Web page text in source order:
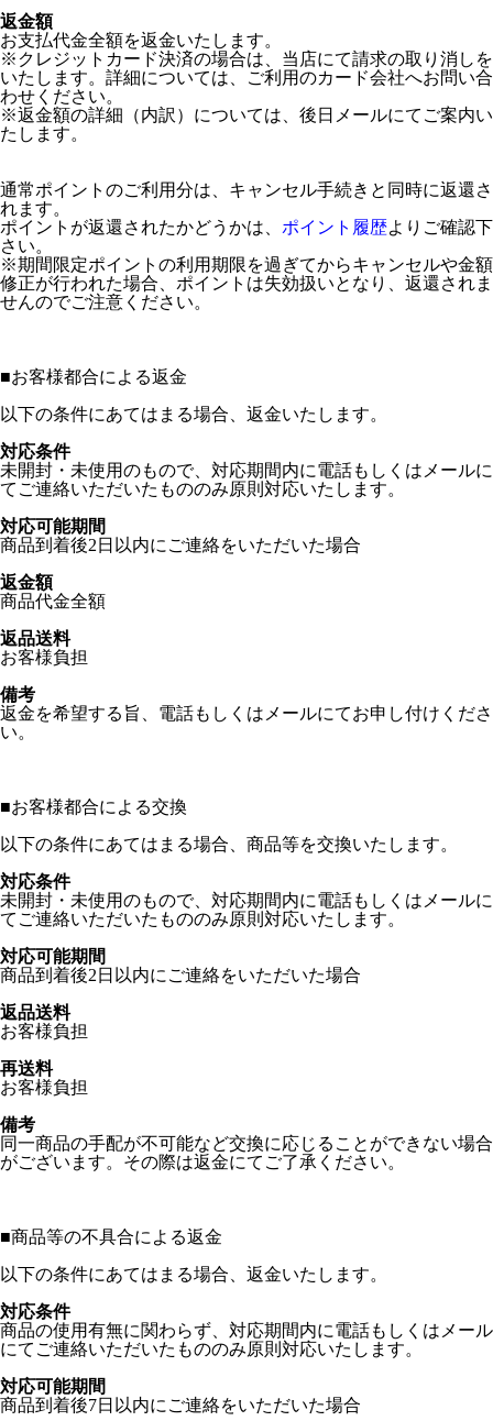
返金額
お支払代金全額を返金いたします。
※クレジットカード決済の場合は、当店にて請求の取り消しを
いたします。詳細については、ご利用のカード会社へお問い合
わせください。
※返金額の詳細（内訳）については、後日メールにてご案内い
たします。
通常ポイントのご利用分は、キャンセル手続きと同時に返還さ
れます。
ポイントが返還されたかどうかは、 ポイント履歴よりご確認下
さい。
※期間限定ポイントの利用期限を過ぎてからキャンセルや金額
修正が行われた場合、ポイントは失効扱いとなり、返還されま
せんのでご注意ください。
■お客様都合による返金
以下の条件にあてはまる場合、返金いたします。
対応条件
未開封・未使用のもので、対応期間内に電話もしくはメールに
てご連絡いただいたもののみ原則対応いたします。
対応可能期間
商品到着後2日以内にご連絡をいただいた場合
返金額
商品代金全額
返品送料
お客様負担
備考
返金を希望する旨、電話もしくはメールにてお申し付けくださ
い。
■お客様都合による交換
以下の条件にあてはまる場合、商品等を交換いたします。
対応条件
未開封・未使用のもので、対応期間内に電話もしくはメールに
てご連絡いただいたもののみ原則対応いたします。
対応可能期間
商品到着後2日以内にご連絡をいただいた場合
返品送料
お客様負担
再送料
お客様負担
備考
同一商品の手配が不可能など交換に応じることができない場合
がございます。その際は返金にてご了承ください。
■商品等の不具合による返金
以下の条件にあてはまる場合、返金いたします。
対応条件
商品の使用有無に関わらず、対応期間内に電話もしくはメール
にてご連絡いただいたもののみ原則対応いたします。
対応可能期間
商品到着後7日以内にご連絡をいただいた場合